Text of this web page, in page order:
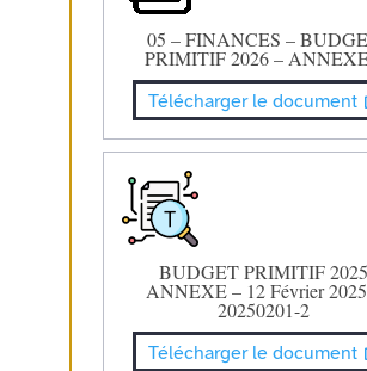
05 – FINANCES –
PRIMITIF 2026 –
Télécharger le document
BUDGET PRIMITIF 2025
ANNEXE – 12 Février
20250201-2
Télécharger le document